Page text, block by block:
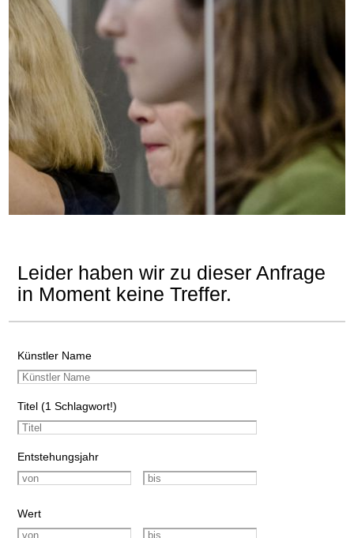
Leider haben wir zu dieser Anfrage
in Moment keine Treffer.
Künstler Name
Titel (1 Schlagwort!)
Entstehungsjahr
Wert